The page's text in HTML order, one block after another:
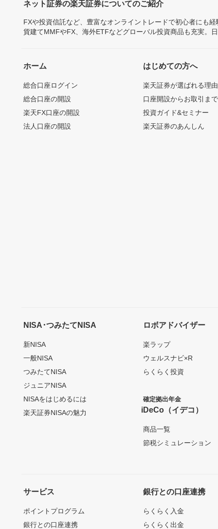
ネット証券の楽天証券についてのご紹介
FXや投資信託など、豊富なオンライントレードで初心者にも
貨建てMMFやFX、海外ETFなどグローバル投資商品も充実。
ホーム
総合口座ログイン
総合口座の開設
楽天FX口座の開設
法人口座の開設
はじめての方へ
楽天証券が選ばれる理由
口座開設からお取引ま
投資ガイド&セミナー
楽天証券のあんしん
NISA･つみたてNISA
新NISA
一般NISA
つみたてNISA
ジュニアNISA
NISAをはじめるには
楽天証券NISAの魅力
ロボアドバイザー
楽ラップ
ウェルスナビ×R
らくらく投資
確定拠出年金
iDeCo（イデコ）
商品一覧
節税シミュレーション
サービス
ポイントプログラム
銀行との口座連携
銀行との口座連携
らくらく入金
らくらく出金